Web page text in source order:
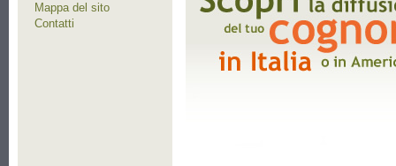
Mappa del sito
Contatti